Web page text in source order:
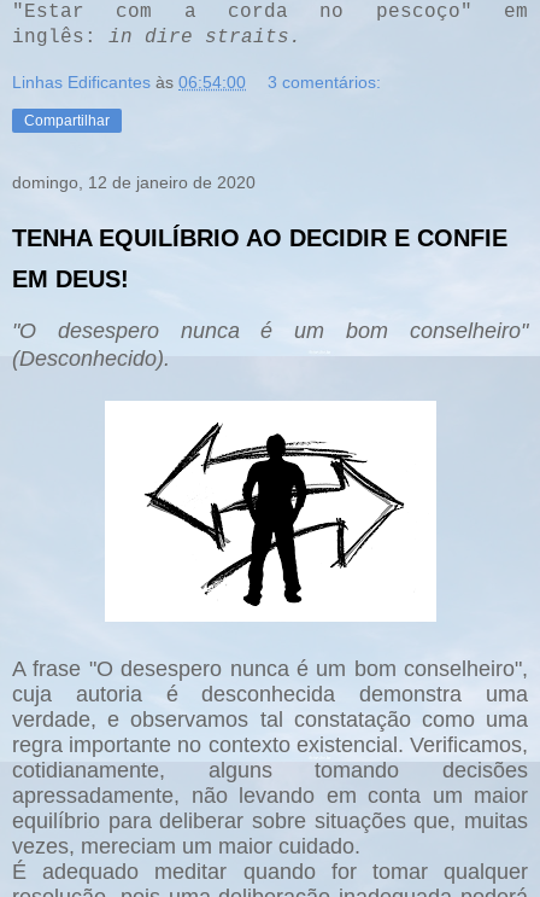
"Estar com a corda no pescoço" em
inglês: in dire straits.
Linhas Edificantes às 06:54:00 3 comentários:
Compartilhar
domingo, 12 de janeiro de 2020
TENHA EQUILÍBRIO AO DECIDIR E CONFIE
EM DEUS!
"O desespero nunca é um bom conselheiro"
(Desconhecido).
A frase "O desespero nunca é um bom conselheiro",
cuja autoria é desconhecida demonstra uma
verdade, e observamos tal constatação como uma
regra importante no contexto existencial. Verificamos,
cotidianamente, alguns tomando decisões
apressadamente, não levando em conta um maior
equilíbrio para deliberar sobre situações que, muitas
vezes, mereciam um maior cuidado.
É adequado meditar quando for tomar qualquer